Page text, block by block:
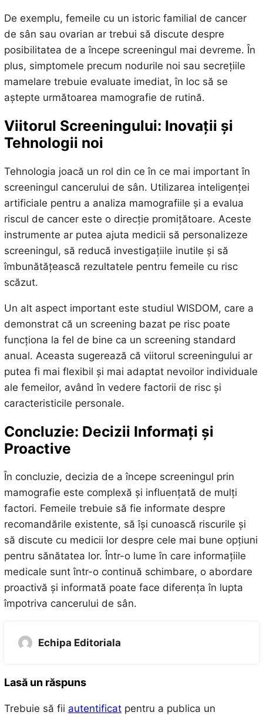
De exemplu, femeile cu un istoric familial de cancer
de sân sau ovarian ar trebui să discute despre
posibilitatea de a începe screeningul mai devreme. În
plus, simptomele precum nodurile noi sau secrețiile
mamelare trebuie evaluate imediat, în loc să se
aștepte următoarea mamografie de rutină.
Viitorul Screeningului: Inovații și
Tehnologii noi
Tehnologia joacă un rol din ce în ce mai important în
screeningul cancerului de sân. Utilizarea inteligenței
artificiale pentru a analiza mamografiile și a evalua
riscul de cancer este o direcție promițătoare. Aceste
instrumente ar putea ajuta medicii să personalizeze
screeningul, să reducă investigațiile inutile și să
îmbunătățească rezultatele pentru femeile cu risc
scăzut.
Un alt aspect important este studiul WISDOM, care a
demonstrat că un screening bazat pe risc poate
funcționa la fel de bine ca un screening standard
anual. Aceasta sugerează că viitorul screeningului ar
putea fi mai flexibil și mai adaptat nevoilor individuale
ale femeilor, având în vedere factorii de risc și
caracteristicile personale.
Concluzie: Decizii Informați și
Proactive
În concluzie, decizia de a începe screeningul prin
mamografie este complexă și influențată de mulți
factori. Femeile trebuie să fie informate despre
recomandările existente, să își cunoască riscurile și
să discute cu medicii lor despre cele mai bune opțiuni
pentru sănătatea lor. Într-o lume în care informațiile
medicale sunt într-o continuă schimbare, o abordare
proactivă și informată poate face diferența în lupta
împotriva cancerului de sân.
Echipa Editoriala
Lasă un răspuns
Trebuie să fii autentificatpentru a publica un